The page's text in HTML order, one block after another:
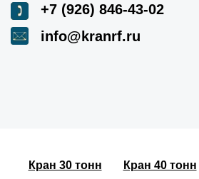
+7 (926) 846-43-02
info@kranrf.ru
Кран 30 тонн Кран 40 тонн